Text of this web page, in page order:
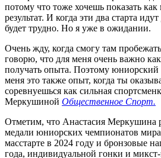
потому что тоже хочешь показать
результат. И когда эти два старта
будет трудно. Но я уже в ожидании.
Очень жду, когда смогу там
говорю, что для меня очень важно
получать опыта. Поэтому юниорский
меня это также опыт, когда ты
соревнуешься как сильная
Меркушиной Общественное Спорт.
Отметим, что Анастасия Меркушина
медали юниорских чемпионатов
масстарте в 2024 году и бронзовые
года, индивидуальной гонки и